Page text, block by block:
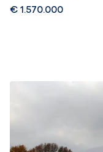
€ 1.570.000